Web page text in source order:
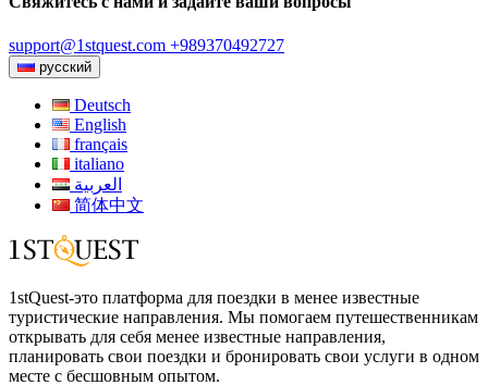
support@1stquest.com +989370492727
русский
Deutsch
English
français
italiano
العربية
简体中文
1stQuest-это платформа для поездки в менее известные
туристические направления. Мы помогаем путешественникам
открывать для себя менее известные направления,
планировать свои поездки и бронировать свои услуги в одном
месте с бесшовным опытом.